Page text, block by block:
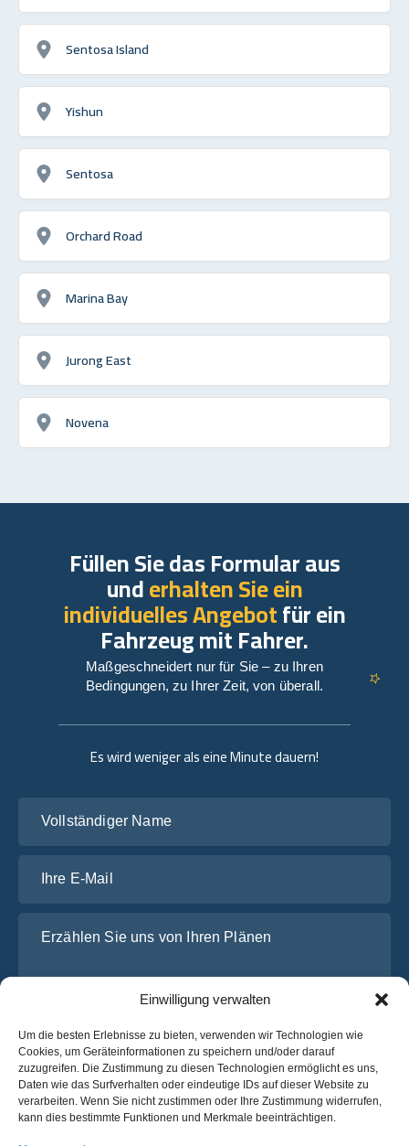
Einwilligung verwalten
Um die besten Erlebnisse zu bieten, verwenden wir Technologien wie
Cookies, um Geräteinformationen zu speichern und/oder darauf
zuzugreifen. Die Zustimmung zu diesen Technologien ermöglicht es uns,
Daten wie das Surfverhalten oder eindeutige IDs auf dieser Website zu
verarbeiten. Wenn Sie nicht zustimmen oder Ihre Zustimmung widerrufen,
kann dies bestimmte Funktionen und Merkmale beeinträchtigen.
Sentosa Island
Yishun
Sentosa
Orchard Road
Marina Bay
Jurong East
Novena
Es wird weniger als eine Minute dauern!
Ich habe dieDatenschutz-Bestimmungenvon OsaBus
Füllen Sie das Formular aus
underhalten Sie ein
individuelles Angebotfür ein
Fahrzeug mit Fahrer.
Maßgeschneidert nur für Sie – zu Ihren
Bedingungen, zu Ihrer Zeit, von überall.